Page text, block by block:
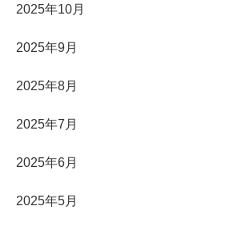
2025年10月
2025年9月
2025年8月
2025年7月
2025年6月
2025年5月